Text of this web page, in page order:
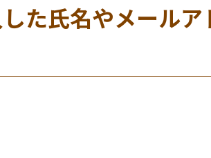
た氏名やメール